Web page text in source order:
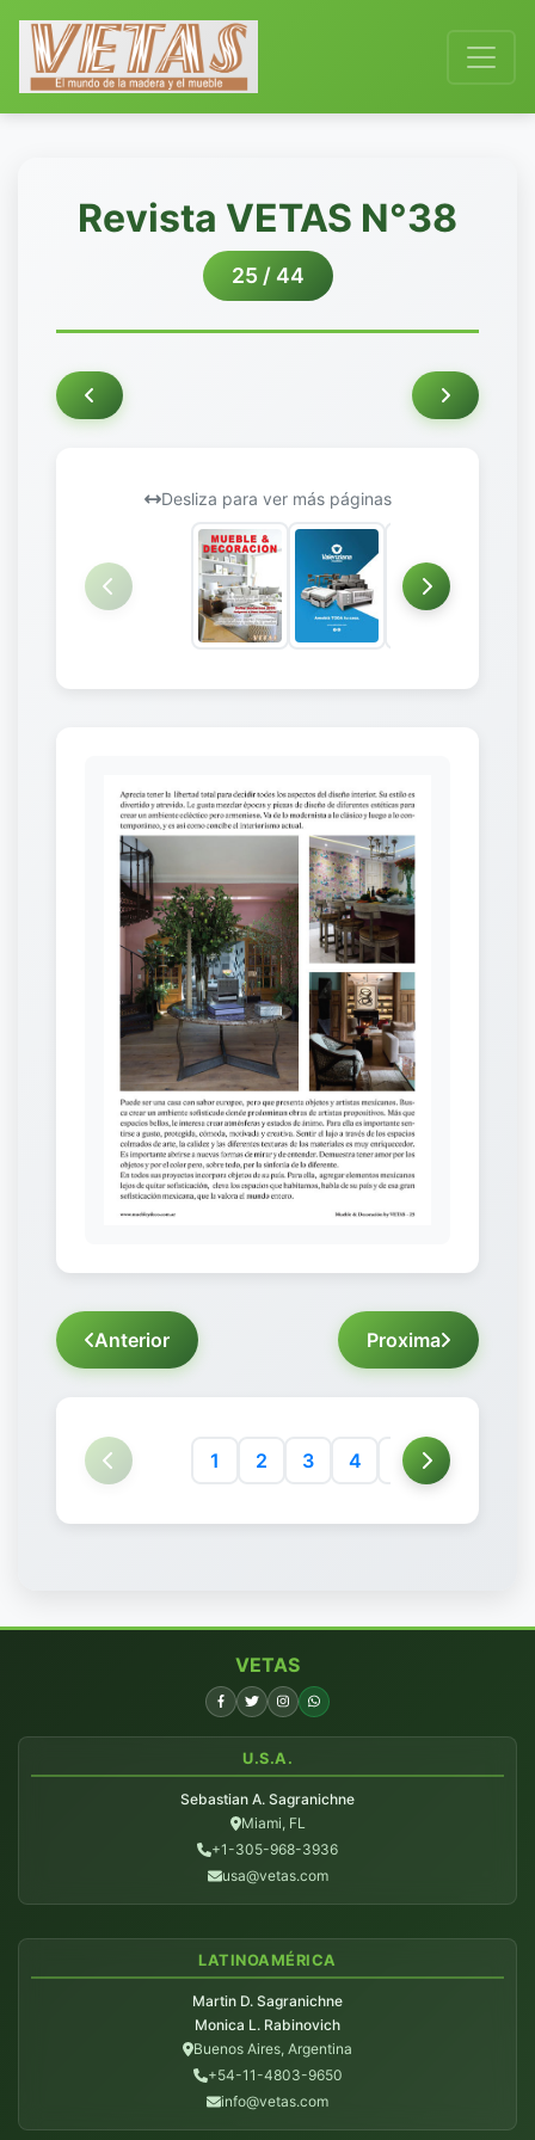
Revista VETAS N°38
25 / 44
Desliza para ver más páginas
Anterior Proxima
1 2 3 4 5 6
VETAS
U.S.A.
Sebastian A. Sagranichne
Miami, FL
+1-305-968-3936
usa@vetas.com
LATINOAMÉRICA
Martin D. Sagranichne
Monica L. Rabinovich
Buenos Aires, Argentina
+54-11-4803-9650
info@vetas.com